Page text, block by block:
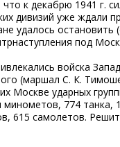
к декабрю 1941
дивизий уже ждали
удалось
под
войска
(маршал С. К.
Москве ударных
774
615 самолетов.